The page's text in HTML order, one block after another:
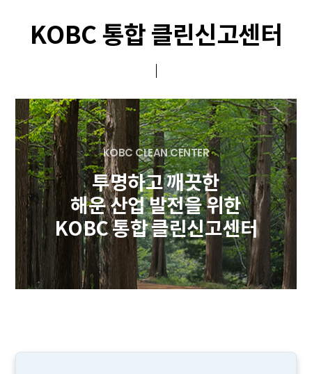
KOBC 통합 클린신고센터
KOBC CLEAN CENTER
투명하고 깨끗한
해운 산업 발전을 위한
KOBC 통합 클린신고센터